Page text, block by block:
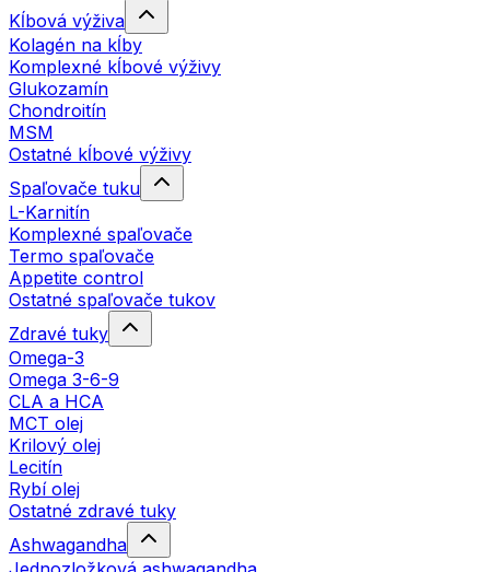
Kĺbová výživa
Kolagén na kĺby
Komplexné kĺbové výživy
Glukozamín
Chondroitín
MSM
Ostatné kĺbové výživy
Spaľovače tuku
L-Karnitín
Komplexné spaľovače
Termo spaľovače
Appetite control
Ostatné spaľovače tukov
Zdravé tuky
Omega-3
Omega 3-6-9
CLA a HCA
MCT olej
Krilový olej
Lecitín
Rybí olej
Ostatné zdravé tuky
Ashwagandha